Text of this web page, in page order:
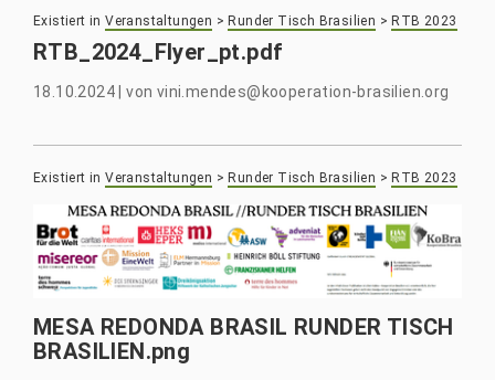
Existiert in Veranstaltungen > Runder Tisch Brasilien > RTB 2023
RTB_2024_Flyer_pt.pdf
18.10.2024 |von vini.mendes@kooperation-brasilien.org
Existiert in Veranstaltungen > Runder Tisch Brasilien > RTB 2023
MESA REDONDA BRASIL RUNDER TISCH
BRASILIEN.png